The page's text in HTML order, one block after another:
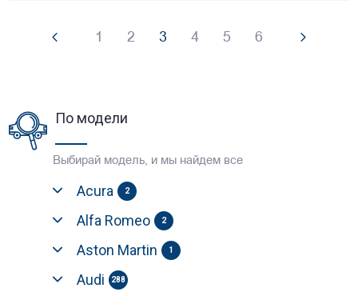
1 2 3 4 5 6
По модели
Выбирай модель, и мы найдем все
Acura 2
Alfa Romeo 2
Aston Martin 1
Audi 288